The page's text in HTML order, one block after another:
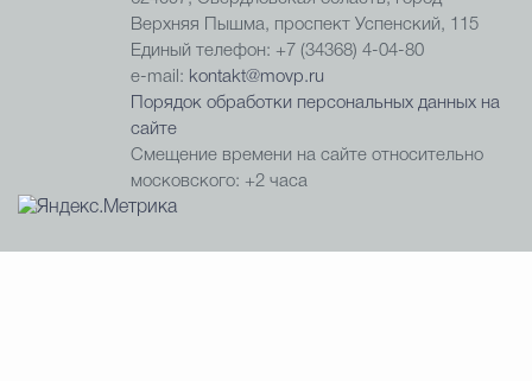
Верхняя Пышма, проспект Успенский, 115
Единый телефон: +7 (34368) 4-04-80
e-mail: kontakt@movp.ru
Порядок обработки персональных данных на
сайте
Смещение времени на сайте относительно
московского: +2 часа